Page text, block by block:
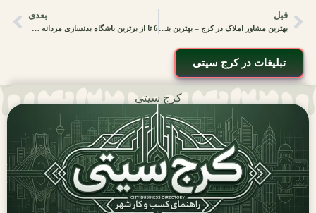
قبل
بهترین مشاور املاک در کرج – بهترین بنگاه خرید و اجاره ملک
بعدی
6 تا از برترین باشگاه بدنسازی مردانه در کرج | مشخصات+آدرس |
تبلیغات در کرج سیتی
کرج سیتی